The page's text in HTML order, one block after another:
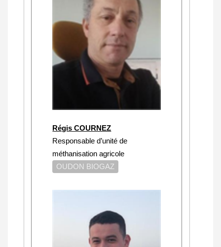
Régis COURNEZ
Responsable d’unité de
méthanisation agricole
OUDON BIOGAZ